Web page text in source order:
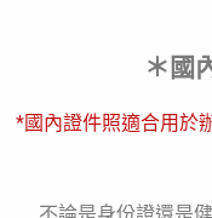
＊ 國
*國內證件照適合用於